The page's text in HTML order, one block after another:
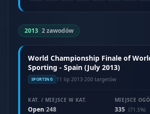
2013|2 zawodów
World Championship Finale of
Sporting - Spain (July 2013)
SPORTING 11 lip 2013·200 targetów
KAT. / MIEJSCE W KAT.
Open/248
MIEJSCE
335 (71.5%)